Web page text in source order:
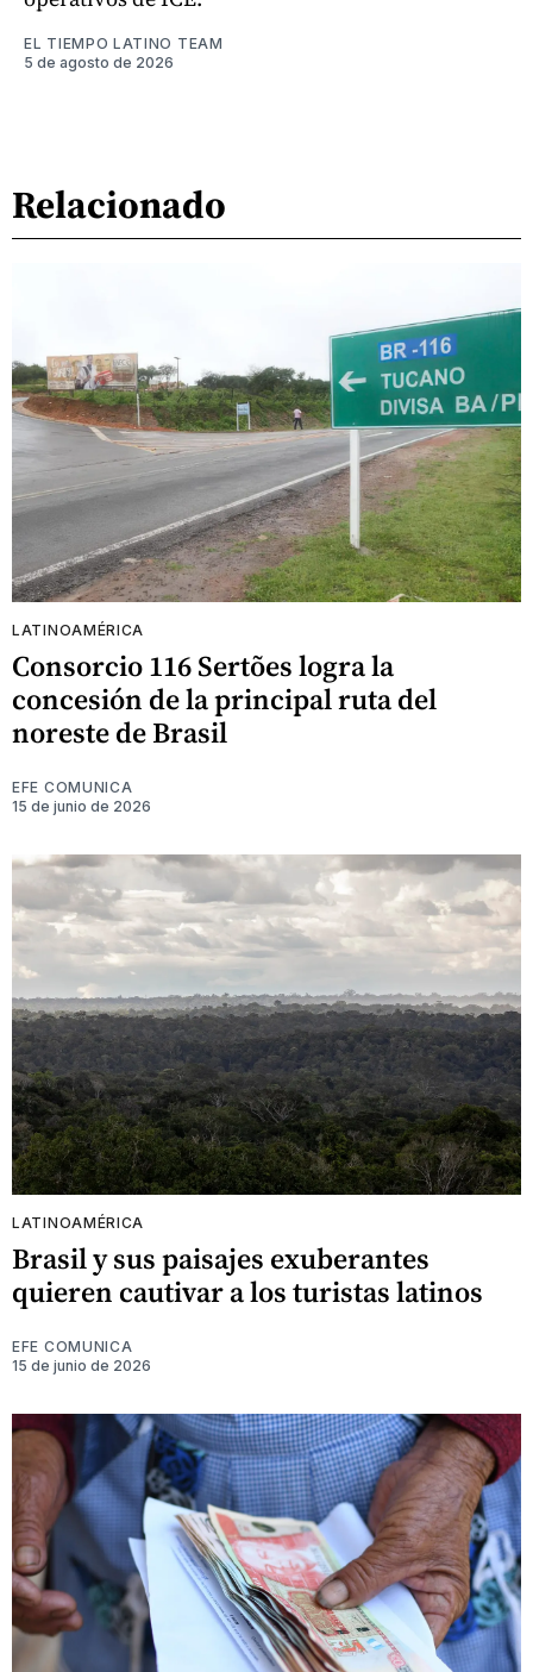
EL TIEMPO LATINO TEAM
5 de agosto de 2026
Relacionado
LATINOAMÉRICA
Consorcio 116 Sertões logra la
concesión de la principal ruta del
noreste de Brasil
EFE COMUNICA
15 de junio de 2026
LATINOAMÉRICA
Brasil y sus paisajes exuberantes
quieren cautivar a los turistas latinos
EFE COMUNICA
15 de junio de 2026